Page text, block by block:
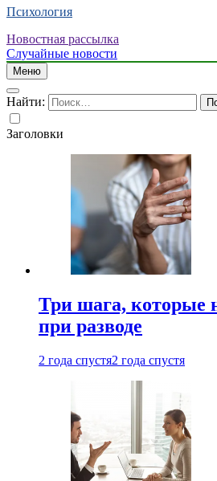
Психология
Новостная рассылка
Случайные новости
Меню
Найти:
Заголовки
Три шага, которые
при разводе
2 года спустя2 года спустя